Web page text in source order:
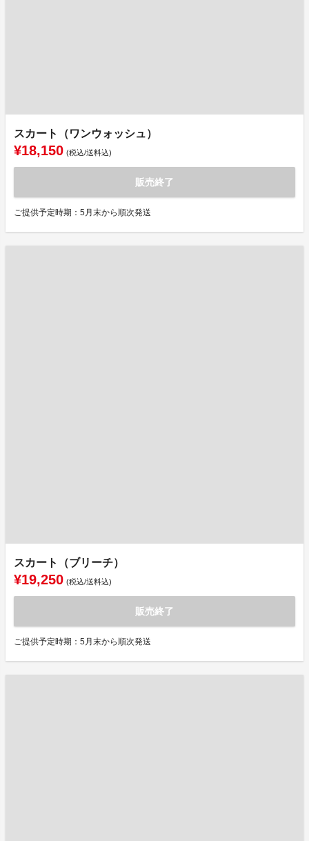
スカート（ワンウォッシュ）
¥18,150 (税込/送料込)
販売終了
ご提供予定時期：5月末から順次発送
スカート（ブリーチ）
¥19,250 (税込/送料込)
販売終了
ご提供予定時期：5月末から順次発送